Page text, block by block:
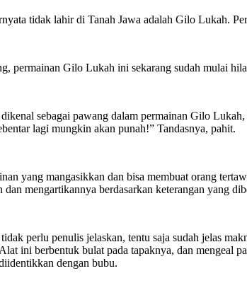
tidak lahir di Tanah Jawa adalah Gilo Lukah.
permainan Gilo Lukah ini sekarang sudah mulai
sebagai pawang dalam permainan Gilo
lagi mungkin akan punah!” Tandasnya, pahit.
yang mangasikkan dan bisa membuat orang
mengartikannya berdasarkan keterangan yang
perlu penulis jelaskan, tentu saja sudah jelas
ini berbentuk bulat pada tapaknya, dan mengeal
dengan bubu.